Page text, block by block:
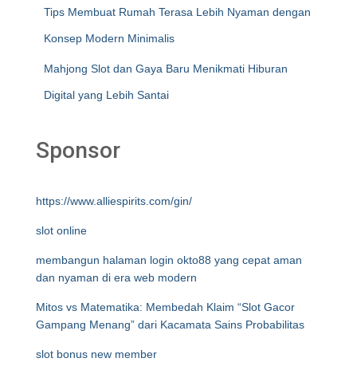
Tips Membuat Rumah Terasa Lebih Nyaman dengan
Konsep Modern Minimalis
Mahjong Slot dan Gaya Baru Menikmati Hiburan
Digital yang Lebih Santai
Sponsor
https://www.alliespirits.com/gin/
slot online
membangun halaman login okto88 yang cepat aman
dan nyaman di era web modern
Mitos vs Matematika: Membedah Klaim “Slot Gacor
Gampang Menang” dari Kacamata Sains Probabilitas
slot bonus new member